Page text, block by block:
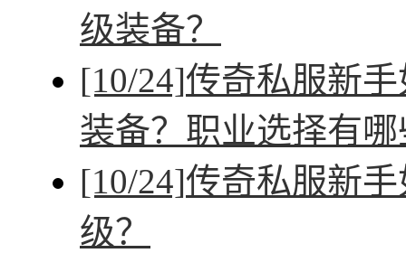
级装备？
[10/24]传奇私服新
装备？职业选择有
[10/24]传奇私服新
级？